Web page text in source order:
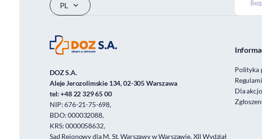
DOZ S.A.
Aleje Jerozolimskie 134, 02-305 Warszawa
tel:+48 22 329 65 00
NIP: 676-21-75-698,
BDO: 000032088,
KRS: 0000058632,
Sąd Rejonowy dla M. St. Warszawy w Warszawie, XII Wydział
Polityka
Dla